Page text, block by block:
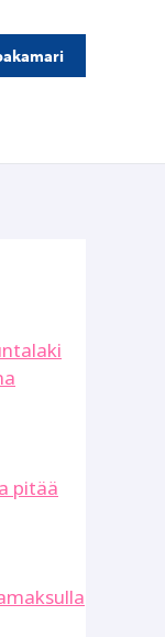
pitää